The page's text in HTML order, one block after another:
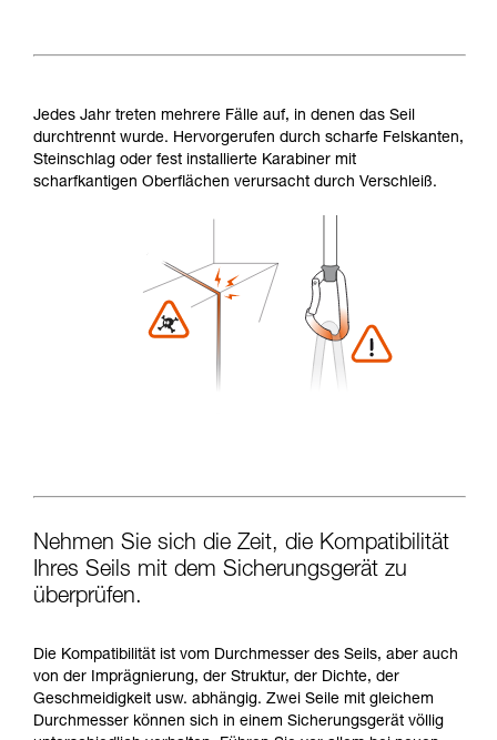
Jedes Jahr treten mehrere Fälle auf, in denen das Seil
durchtrennt wurde. Hervorgerufen durch scharfe Felskanten,
Steinschlag oder fest installierte Karabiner mit
scharfkantigen Oberflächen verursacht durch Verschleiß.
Nehmen Sie sich die Zeit, die Kompatibilität
Ihres Seils mit dem Sicherungsgerät zu
überprüfen.
Die Kompatibilität ist vom Durchmesser des Seils, aber auch
von der Imprägnierung, der Struktur, der Dichte, der
Geschmeidigkeit usw. abhängig. Zwei Seile mit gleichem
Durchmesser können sich in einem Sicherungsgerät völlig